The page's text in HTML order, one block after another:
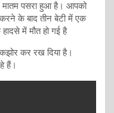
मातम पसरा हुआ है। आपको
के बाद तीन बेटी में एक
में मौत हो गई है
कर रख दिया है।
हैं।